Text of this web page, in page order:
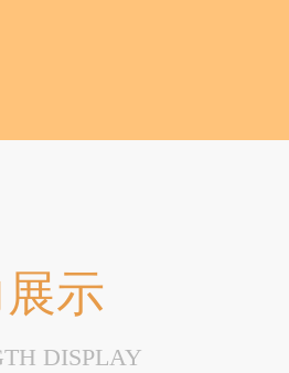
示
DISPLAY